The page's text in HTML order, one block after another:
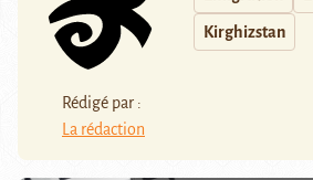
Rédigé par :
La rédaction
Kirghizstan